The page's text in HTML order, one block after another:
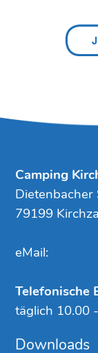
Downloads
Camping
79199
eMail:
Telefonische
täglich 10.00